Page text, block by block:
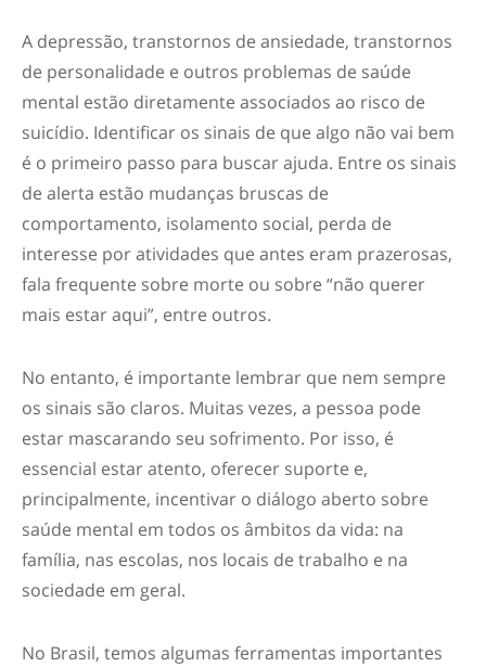
A depressão, transtornos de ansiedade, transtornos
de personalidade e outros problemas de saúde
mental estão diretamente associados ao risco de
suicídio. Identificar os sinais de que algo não vai bem
é o primeiro passo para buscar ajuda. Entre os sinais
de alerta estão mudanças bruscas de
comportamento, isolamento social, perda de
interesse por atividades que antes eram prazerosas,
fala frequente sobre morte ou sobre “não querer
mais estar aqui”, entre outros.
No entanto, é importante lembrar que nem sempre
os sinais são claros. Muitas vezes, a pessoa pode
estar mascarando seu sofrimento. Por isso, é
essencial estar atento, oferecer suporte e,
principalmente, incentivar o diálogo aberto sobre
saúde mental em todos os âmbitos da vida: na
família, nas escolas, nos locais de trabalho e na
sociedade em geral.
No Brasil, temos algumas ferramentas importantes